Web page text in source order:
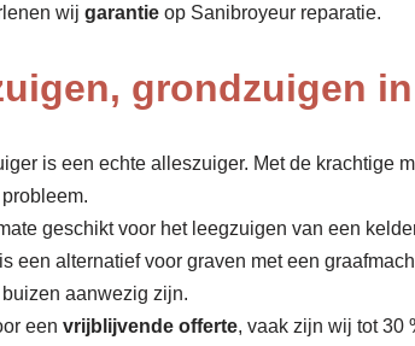
wij garantie op Sanibroyeur reparatie.
grondzuigen
is een echte alleszuiger. Met de krachtige
geschikt voor het leegzuigen van een
is een alternatief voor graven met een
aanwezig zijn.
een vrijblijvende offerte, vaak zijn wij tot 30